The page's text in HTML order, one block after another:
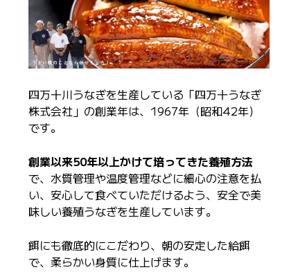
四万十川うなぎを生産している「四万十うなぎ
株式会社」の創業年は、1967年（昭和42年）
です。
創業以来50年以上かけて培ってきた養殖方法
で、水質管理や温度管理などに細心の注意を払
い、安心して食べていただけるよう、安全で美
味しい養殖うなぎを生産しています。
餌にも徹底的にこだわり、朝の安定した給餌
で、柔らかい身質に仕上げます。